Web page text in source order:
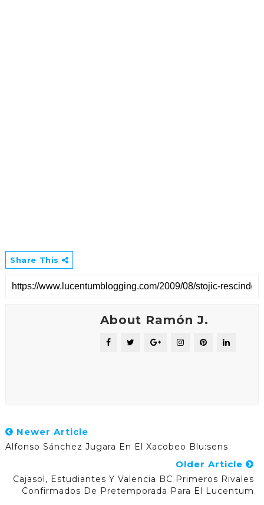
Share This
About Ramón J.
Newer Article
Alfonso Sánchez Jugara En El Xacobeo Blu:sens
Older Article
Cajasol, Estudiantes Y Valencia BC Primeros Rivales
Confirmados De Pretemporada Para El Lucentum